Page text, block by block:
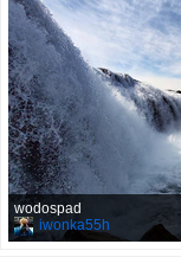
wodospad
iwonka55h